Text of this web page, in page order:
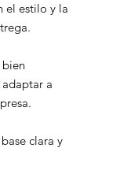
el estilo y la
bien
a
clara y